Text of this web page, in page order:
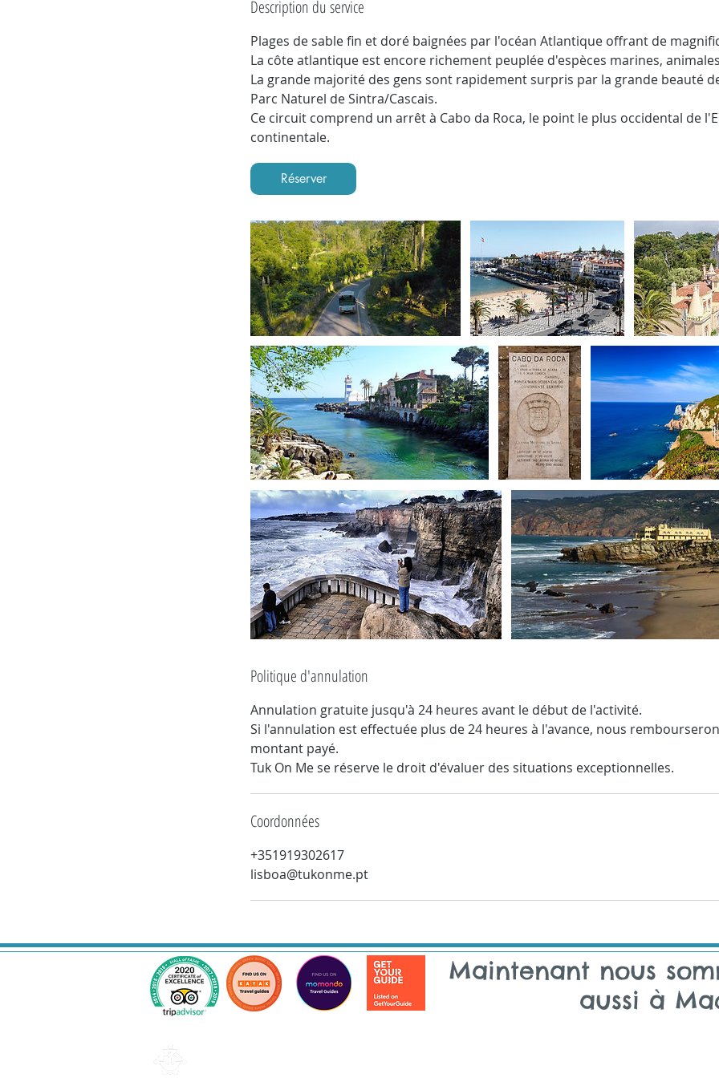
Description du service
Plages de sable fin et doré baignées par l'océan Atlantique offrant de
La côte atlantique est encore richement peuplée d'espèces marines,
La grande majorité des gens sont rapidement surpris par la grande beauté
Parc Naturel de Sintra/Cascais.
Ce circuit comprend un arrêt à Cabo da Roca, le point le plus occidental de
continentale.
Réserver
Politique d'annulation
Annulation gratuite jusqu'à 24 heures avant le début de l'activité.
Si l'annulation est effectuée plus de 24 heures à l'avance, nous
montant payé.
Tuk On Me se réserve le droit d'évaluer des situations exceptionnelles.
Coordonnées
+351919302617
lisboa@tukonme.pt
Maintenant nous
aussi à